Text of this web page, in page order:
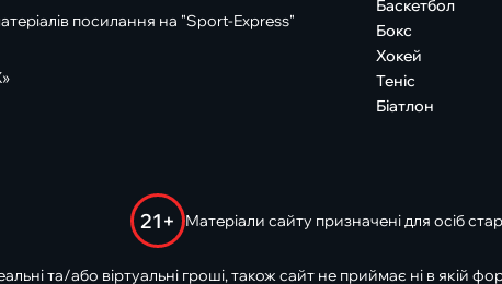
посилання на "Sport-Express"
Баскетбол
Бокс
Хокей
Теніс
Біатлон
21+ Матеріали сайту призначені для осіб
та/або віртуальні гроші, також сайт не приймає ні в якій